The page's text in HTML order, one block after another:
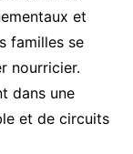
et
familles se
nourricier.
dans une
et de circuits